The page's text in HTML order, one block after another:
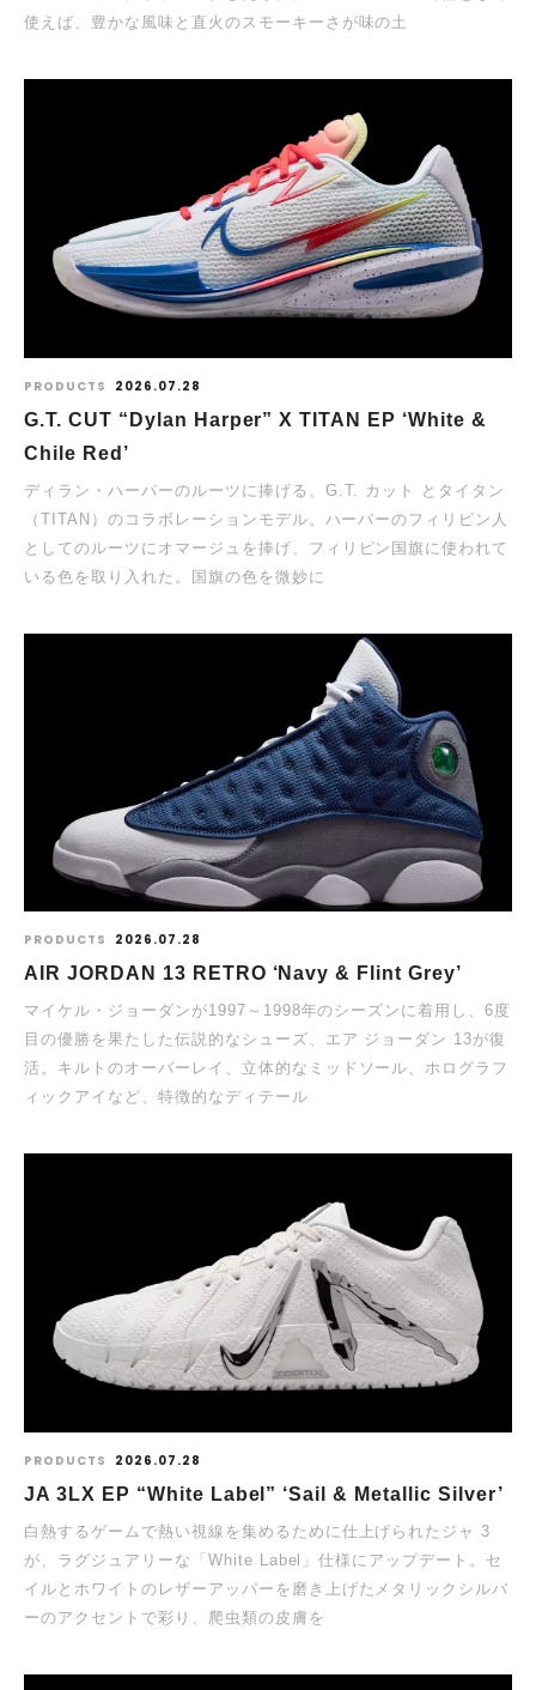
使えば、豊かな風味と直火のスモーキーさが味の土
PRODUCTS 2026.07.28
G.T. CUT “Dylan Harper” X TITAN EP ‘White &
Chile Red’
ディラン・ハーパーのルーツに捧げる、G.T. カット とタイタン
（TITAN）のコラボレーションモデル。ハーパーのフィリピン人
としてのルーツにオマージュを捧げ、フィリピン国旗に使われて
いる色を取り入れた。国旗の色を微妙に
PRODUCTS 2026.07.28
AIR JORDAN 13 RETRO ‘Navy & Flint Grey’
マイケル・ジョーダンが1997～1998年のシーズンに着用し、6度
目の優勝を果たした伝説的なシューズ、エア ジョーダン 13が復
活。キルトのオーバーレイ、立体的なミッドソール、ホログラフ
ィックアイなど、特徴的なディテール
PRODUCTS 2026.07.28
JA 3LX EP “White Label” ‘Sail & Metallic Silver’
白熱するゲームで熱い視線を集めるために仕上げられたジャ 3
が、ラグジュアリーな「White Label」仕様にアップデート。セ
イルとホワイトのレザーアッパーを磨き上げたメタリックシルバ
ーのアクセントで彩り、爬虫類の皮膚を